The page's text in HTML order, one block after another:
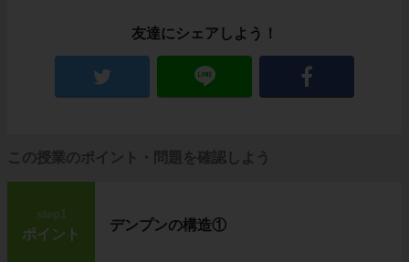
友達にシェアしよう！
この授業のポイント・問題を確認しよう
step1
ポイント
デンプンの構造①